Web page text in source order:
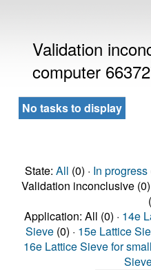
Validation
computer
No tasks to display
State: All (0) · In progress
Validation inconclusive (0)
Application: All (0) · 14e
Sieve (0) · 15e Lattice
16e Lattice Sieve for